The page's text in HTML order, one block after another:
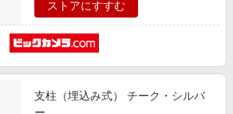
ストアにすすむ
支柱（埋込み式） チーク・シルバ